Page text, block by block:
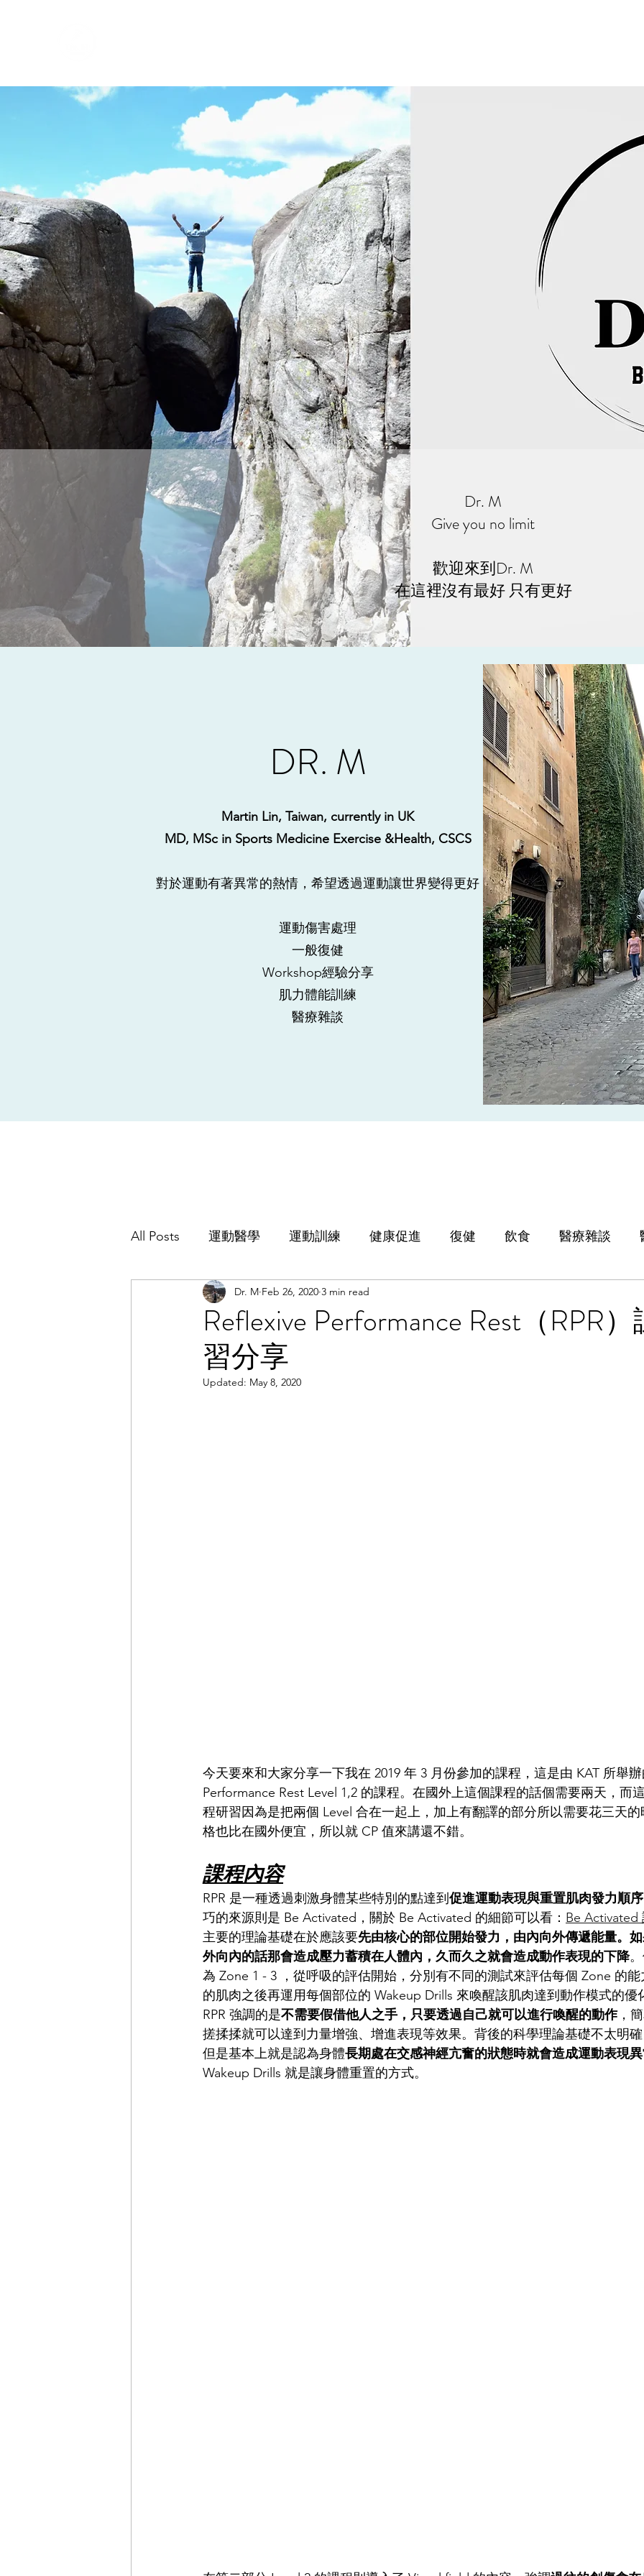
Dr. M
Give you no limit
歡迎來到Dr. M
​在這裡沒有最好 只有更好
DR. M
Martin Lin, Taiwan, currently in UK
MD, MSc in Sports Medicine Exercise &Health, CSCS
對於運動有著異常的熱情，希望透過運動讓世界變得更好
運動傷害處理
​一般復健
Workshop經驗分享
肌力體能訓練
​醫療雜談
All Posts 運動醫學 運動訓練 健康促進 復健 飲食 醫療雜談
課程分享 職涯 運動傷害
Reflexive Performance Rest（RPR
習分享
Dr. M Feb 26, 2020 3 min read
Updated: May 8, 2020
今天要來和大家分享一下我在 2019 年 3 月份參加的課程，這是由 KAT 所舉
Performance Rest Level 1,2 的課程。在國外上這個課程的話個需要兩天，而
程研習因為是把兩個 Level 合在一起上，加上有翻譯的部分所以需要花三天
格也比在國外便宜，所以就 CP 值來講還不錯。
課程內容
RPR 是一種透過刺激身體某些特別的點達到促進運動表現與重置肌肉發力順
巧的來源則是 Be Activated，關於 Be Activated 的細節可以看： Be Activated
主要的理論基礎在於應該要先由核心的部位開始發力，由內向外傳遞能量。
外向內的話那會造成壓力蓄積在人體內，久而久之就會造成動作表現的下降
為 Zone 1 - 3 ，從呼吸的評估開始，分別有不同的測試來評估每個 Zone 的
的肌肉之後再運用每個部位的 Wakeup Drills 來喚醒該肌肉達到動作模式的優
RPR 強調的是不需要假借他人之手，只要透過自己就可以進行喚醒的動作，
搓揉揉就可以達到力量增強、增進表現等效果。背後的科學理論基礎不太明
但是基本上就是認為身體長期處在交感神經亢奮的狀態時就會造成運動表現
Wakeup Drills 就是讓身體重置的方式。